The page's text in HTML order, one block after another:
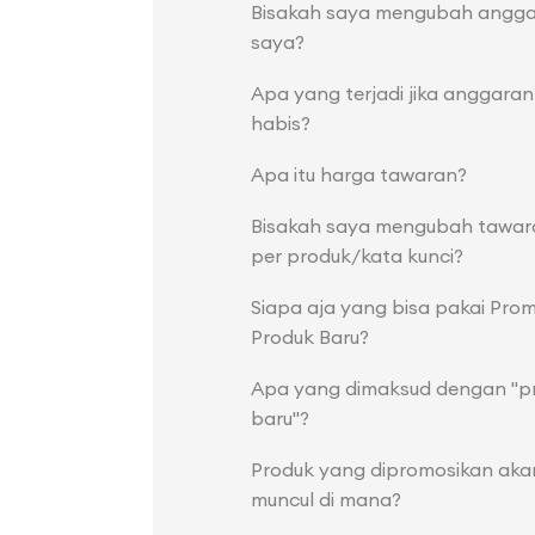
Bisakah saya mengubah
saya?
Apa yang terjadi jika anggaran
habis?
Apa itu harga tawaran?
Bisakah saya mengubah
per produk/kata kunci?
Siapa aja yang bisa pakai
Produk Baru?
Apa yang dimaksud dengan
baru"?
Produk yang dipromosikan
muncul di mana?